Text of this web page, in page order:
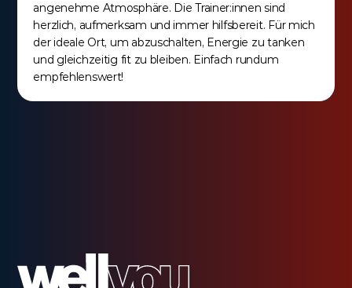
angenehme Atmosphäre. Die Trainer:innen sind
herzlich, aufmerksam und immer hilfsbereit. Für mich
der ideale Ort, um abzuschalten, Energie zu tanken
und gleichzeitig fit zu bleiben. Einfach rundum
empfehlenswert!